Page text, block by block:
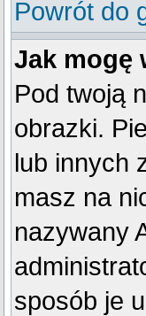
Powrót do
Jak mogę
Pod twoją
obrazki.
lub innych
masz na
nazywany
sposób je